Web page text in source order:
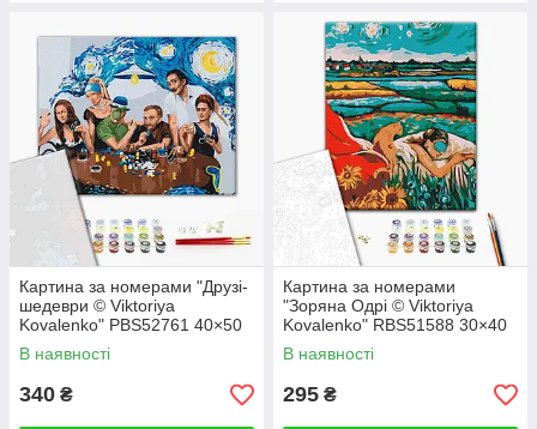
Картина за номерами "Друзі-
шедеври © Viktoriya
Kovalenko" PBS52761 40×50
см
В наявності
340 ₴
Картина за номерами
"Зоряна Одрі © Viktoriya
Kovalenko" RBS51588 30×40
см
В наявності
295 ₴